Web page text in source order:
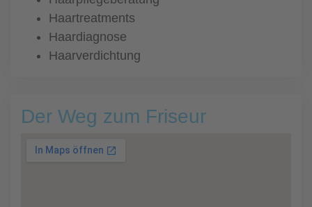
Haartreatments
Haardiagnose
Haarverdichtung
Der Weg zum Friseur